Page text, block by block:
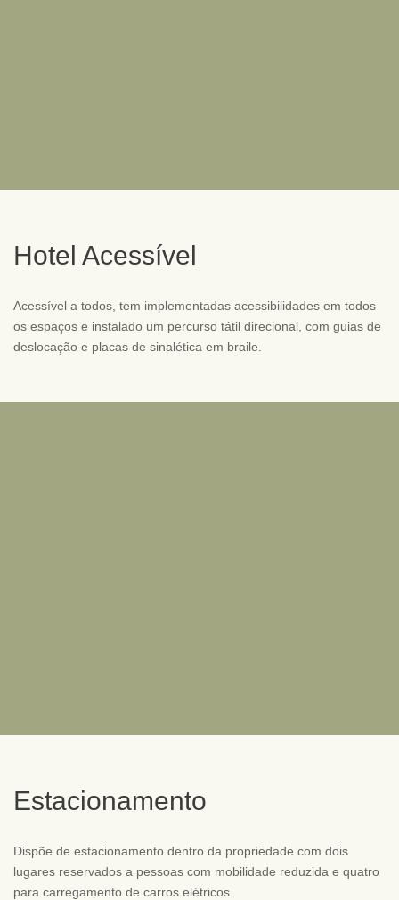
Hotel Acessível
Acessível a todos, tem implementadas acessibilidades em todos
os espaços e instalado um percurso tátil direcional, com guias de
deslocação e placas de sinalética em braile.
Estacionamento
Dispõe de estacionamento dentro da propriedade com dois
lugares reservados a pessoas com mobilidade reduzida e quatro
para carregamento de carros elétricos.